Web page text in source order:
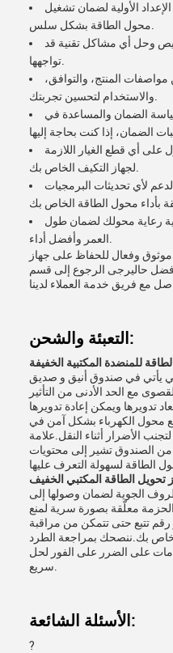
الأولية لضمان تشغيل
وحل أي مشاكل تقنية قد
المنتج، والتوافق،
الضمان والمساعدة في
أي قطع الغيار اللازمة
لأي تحديثات البرمجيات
رعاية محولك لضمان طول
وفعال للحفاظ على جهاز
حاليرجى الرجوع إلى قسم
التعبئة والشحن:
يأتي في صندوق أنيق و صديق
مع الحد الأدنى من التأثير
تدويرها ويمكن إعادة تدويرها
محول الكهرباء بشكل آمن في
الأضرار أثناء النقل.علامة
الصندوق تشير إلى محتويات
الجوية لضمان وصولها إلى
معلّقة بصورة سرية لمنع
رقم تتبع حتى تتمكن من مراقبة
بك.ننصحك بمراجعة الطرد
على الضرر على الفور لحل
الأسئلة الشائعة:
?